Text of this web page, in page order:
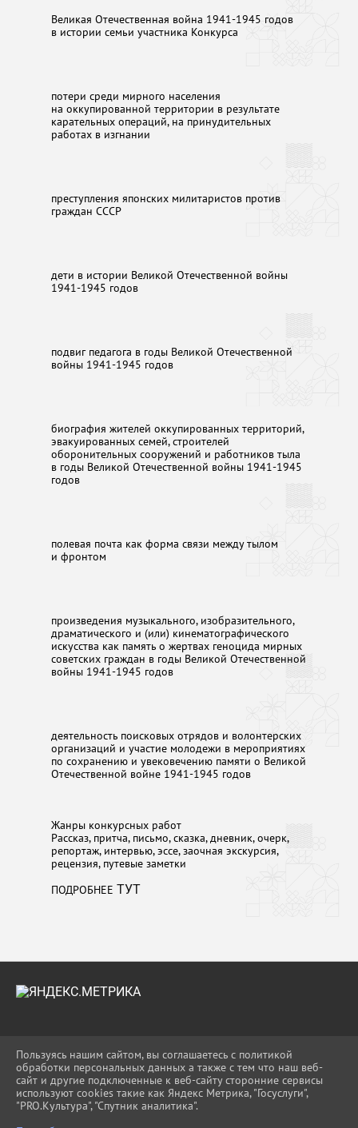
Великая Отечественная война 1941-1945 годов
в истории семьи участника Конкурса
потери среди мирного населения
на оккупированной территории в результате
карательных операций, на принудительных
работах в изгнании
преступления японских милитаристов против
граждан СССР
дети в истории Великой Отечественной войны
1941-1945 годов
подвиг педагога в годы Великой Отечественной
войны 1941-1945 годов
биография жителей оккупированных территорий,
эвакуированных семей, строителей
оборонительных сооружений и работников тыла
в годы Великой Отечественной войны 1941-1945
годов
полевая почта как форма связи между тылом
и фронтом
произведения музыкального, изобразительного,
драматического и (или) кинематографического
искусства как память о жертвах геноцида мирных
советских граждан в годы Великой Отечественной
войны 1941-1945 годов
деятельность поисковых отрядов и волонтерских
организаций и участие молодежи в мероприятиях
по сохранению и увековечению памяти о Великой
Отечественной войне 1941-1945 годов
Жанры конкурсных работ
Рассказ, притча, письмо, сказка, дневник, очерк,
репортаж, интервью, эссе, заочная экскурсия,
рецензия, путевые заметки
ПОДРОБНЕЕ ТУТ
ВХОД
КАРТА САЙТА
ПОЛИТИКА ОБРАБОТКИ ПЕРСОНАЛЬНЫХ
ДАННЫХ
Пользуясь нашим сайтом, вы соглашаетесь с политикой
обработки персональных данных а также с тем что наш веб-
сайт и другие подключенные к веб-сайту сторонние сервисы
используют cookies такие как Яндекс Метрика, "Госуслуги",
"PRO.Культура", "Спутник аналитика".